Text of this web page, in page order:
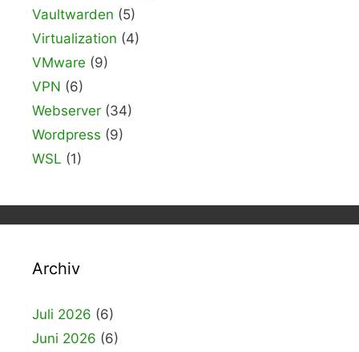
Vaultwarden (5)
Virtualization (4)
VMware (9)
VPN (6)
Webserver (34)
Wordpress (9)
WSL (1)
Archiv
Juli 2026 (6)
Juni 2026 (6)